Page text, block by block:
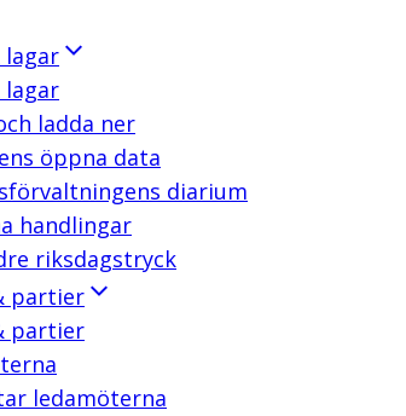
lagar
lagar
ladda ner
öppna data
diarium
handlingar
riksdagstryck
partier
partier
ledamöterna